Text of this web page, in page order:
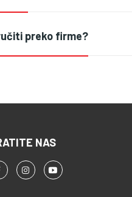
preko firme?
NAS